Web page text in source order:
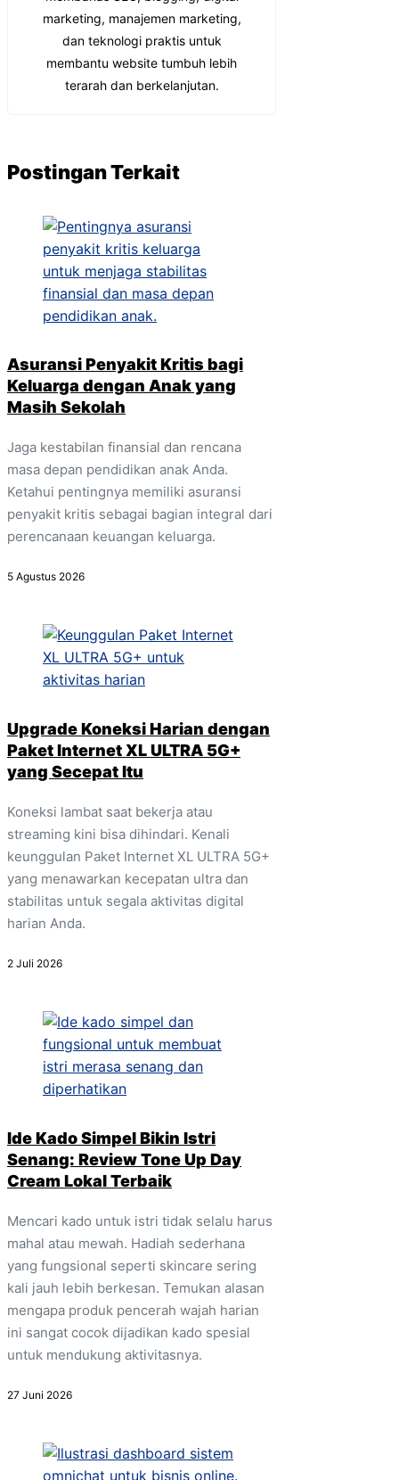
marketing, manajemen marketing,
dan teknologi praktis untuk
membantu website tumbuh lebih
terarah dan berkelanjutan.
Postingan Terkait
Asuransi Penyakit Kritis bagi
Keluarga dengan Anak yang
Masih Sekolah
Jaga kestabilan finansial dan rencana
masa depan pendidikan anak Anda.
Ketahui pentingnya memiliki asuransi
penyakit kritis sebagai bagian integral dari
perencanaan keuangan keluarga.
5 Agustus 2026
Upgrade Koneksi Harian dengan
Paket Internet XL ULTRA 5G+
yang Secepat Itu
Koneksi lambat saat bekerja atau
streaming kini bisa dihindari. Kenali
keunggulan Paket Internet XL ULTRA 5G+
yang menawarkan kecepatan ultra dan
stabilitas untuk segala aktivitas digital
harian Anda.
2 Juli 2026
Ide Kado Simpel Bikin Istri
Senang: Review Tone Up Day
Cream Lokal Terbaik
Mencari kado untuk istri tidak selalu harus
mahal atau mewah. Hadiah sederhana
yang fungsional seperti skincare sering
kali jauh lebih berkesan. Temukan alasan
mengapa produk pencerah wajah harian
ini sangat cocok dijadikan kado spesial
untuk mendukung aktivitasnya.
27 Juni 2026